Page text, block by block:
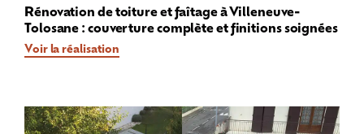
Rénovation de toiture et faîtage à Villeneuve-
Tolosane : couverture complète et finitions soignées
Voir la réalisation